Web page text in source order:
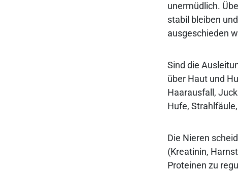
unermüdlich.
stabil bleiben
ausgeschieden
Sind die
über Haut und
Haarausfall,
Hufe,
Die Nieren
(Kreatinin,
Proteinen zu